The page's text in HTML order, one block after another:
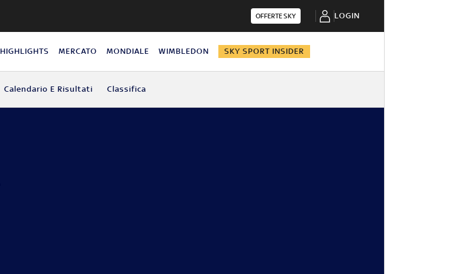
OFFERTE SKY LOGIN
HIGHLIGHTS MERCATO MONDIALE WIMBLEDON SKY SPORT INSIDER
Calendario E Risultati Classifica